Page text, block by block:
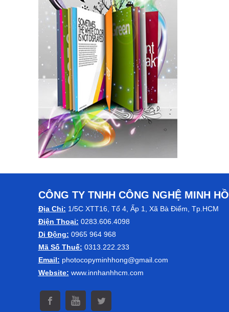
CÔNG TY TNHH CÔNG NGHỆ MINH
Địa Chỉ: 1/5C XTT16, Tổ 4, Ấp 1, Xã Bà Điểm, Tp.HCM
Điện Thoại: 0283.606.4098
Di Động: 0965 964 968
Mã Số Thuế: 0313.222.233
Email: photocopyminhhong@gmail.com
Website: www.innhanhhcm.com